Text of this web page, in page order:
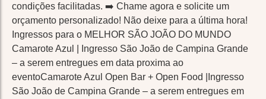
condições facilitadas. ➡️ Chame agora e solicite um
orçamento personalizado! Não deixe para a última hora!
Ingressos para o MELHOR SÃO JOÃO DO MUNDO
Camarote Azul | Ingresso São João de Campina Grande
– a serem entregues em data proxima ao
eventoCamarote Azul Open Bar + Open Food |Ingresso
São João de Campina Grande – a serem entregues em